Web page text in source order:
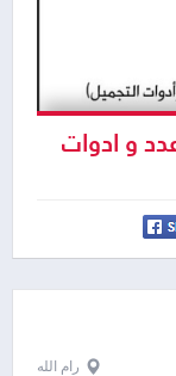
و ادوات
رام الله